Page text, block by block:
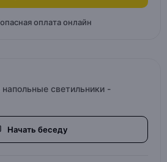
оплата онлайн
светильники -
Начать беседу